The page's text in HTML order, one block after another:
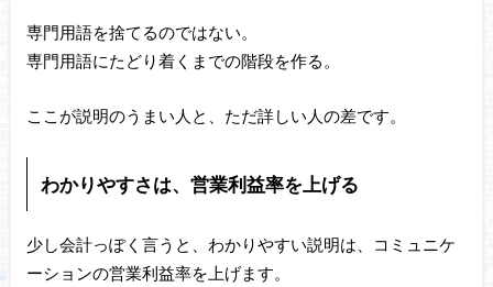
専門用語を捨てるのではない。
専門用語にたどり着くまでの階段を作る。
ここが説明のうまい人と、ただ詳しい人の差です。
わかりやすさは、営業利益率を上げる
少し会計っぽく言うと、わかりやすい説明は、コミュニケ
ーションの営業利益率を上げます。